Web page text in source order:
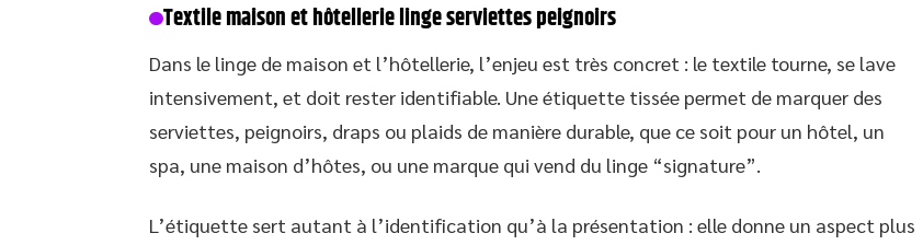
Textile maison et hôtellerie linge serviettes peignoirs
Dans le linge de maison et l’hôtellerie, l’enjeu est très concret : le textile tourne, se lave
intensivement, et doit rester identifiable. Une étiquette tissée permet de marquer des
serviettes, peignoirs, draps ou plaids de manière durable, que ce soit pour un hôtel, un
spa, une maison d’hôtes, ou une marque qui vend du linge “signature”.
L’étiquette sert autant à l’identification qu’à la présentation : elle donne un aspect plus